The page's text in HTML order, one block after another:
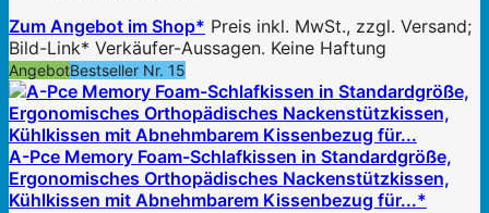
Zum Angebot im Shop* Preis inkl. MwSt., zzgl. Versand;
Bild-Link* Verkäufer-Aussagen. Keine Haftung
AngebotBestseller Nr. 15
A-Pce Memory Foam-Schlafkissen in Standardgröße,
Ergonomisches Orthopädisches Nackenstützkissen,
Kühlkissen mit Abnehmbarem Kissenbezug für...*